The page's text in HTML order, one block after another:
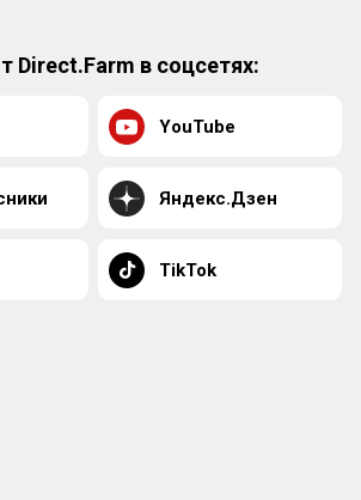
Direct.Farm в соцсетях:
YouTube
Яндекс.Дзен
TikTok